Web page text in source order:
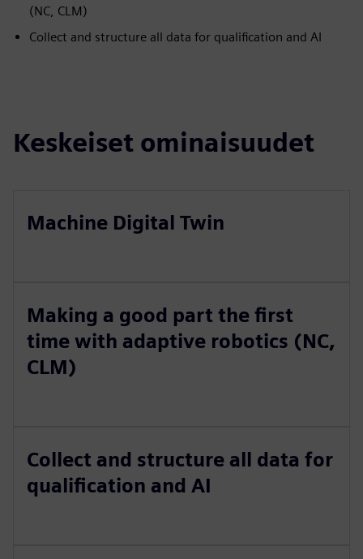
(NC, CLM)
Collect and structure all data for qualification and AI
Keskeiset ominaisuudet
Machine Digital Twin
Making a good part the first
time with adaptive robotics (NC,
CLM)
Collect and structure all data for
qualification and AI